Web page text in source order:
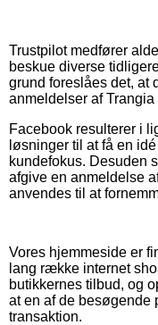
Trustpilot medfører
beskue diverse
grund foreslåes det, at
anmeldelser af
Facebook resulterer i
løsninger til at få en
kundefokus. Desuden
afgive en anmeldelse
anvendes til at
Vores hjemmeside er
lang række internet
butikkernes tilbud, og
at en af de besøgende
transaktion.